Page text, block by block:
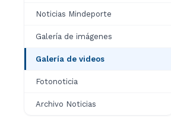
Noticias Mindeporte
Galería de imágenes
Galería de videos
Fotonoticia
Archivo Noticias